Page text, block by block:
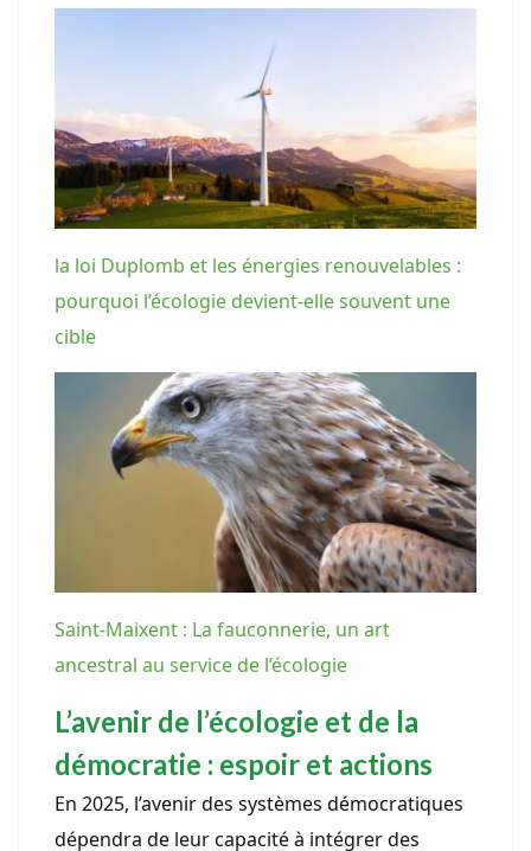
la loi Duplomb et les énergies renouvelables :
pourquoi l’écologie devient-elle souvent une
cible
Saint-Maixent : La fauconnerie, un art
ancestral au service de l’écologie
L’avenir de l’écologie et de la
démocratie : espoir et actions
En 2025, l’avenir des systèmes démocratiques
dépendra de leur capacité à intégrer des